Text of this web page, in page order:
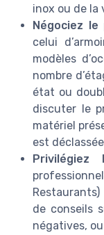
inox ou de
Négociez le
celui
modèles
nombre
état ou
discuter le
matériel
est
Privilégiez
de conseils
négatives,